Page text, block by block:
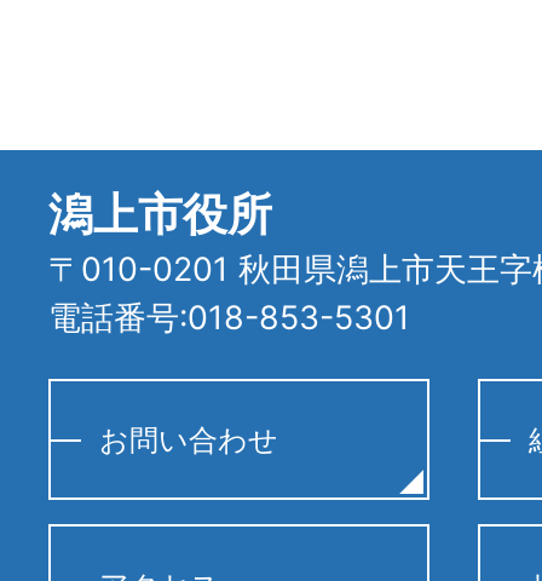
潟上市役所
〒010-0201 秋田県潟上市天王
電話番号:018-853-5301
お問い合わせ